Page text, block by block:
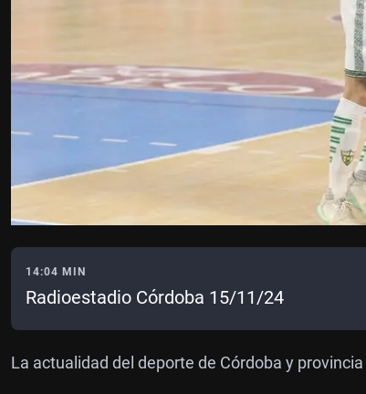
14:04 MIN
Radioestadio Córdoba 15/11/24
La actualidad del deporte de Córdoba y provincia